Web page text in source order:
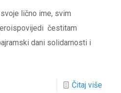
lično ime, svim
čestitam
dani solidarnosti i
Čitaj više